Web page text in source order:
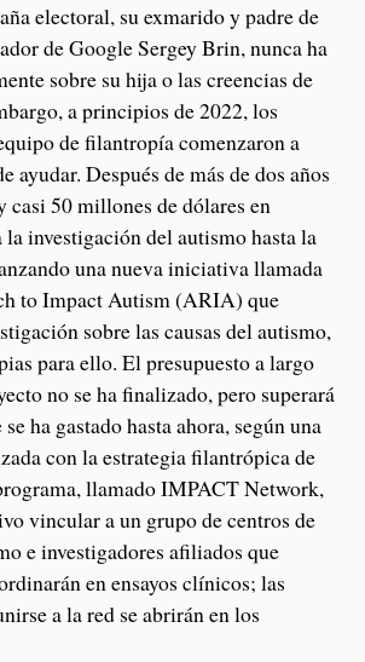
electoral, su exmarido y padre de
de Google Sergey Brin, nunca ha
sobre su hija o las creencias de
a principios de 2022, los
de filantropía comenzaron a
ayudar. Después de más de dos años
casi 50 millones de dólares en
investigación del autismo hasta la
una nueva iniciativa llamada
to Impact Autism (ARIA) que
sobre las causas del autismo,
para ello. El presupuesto a largo
no se ha finalizado, pero superará
ha gastado hasta ahora, según una
con la estrategia filantrópica de
llamado IMPACT Network,
vincular a un grupo de centros de
e investigadores afiliados que
en ensayos clínicos; las
a la red se abrirán en los